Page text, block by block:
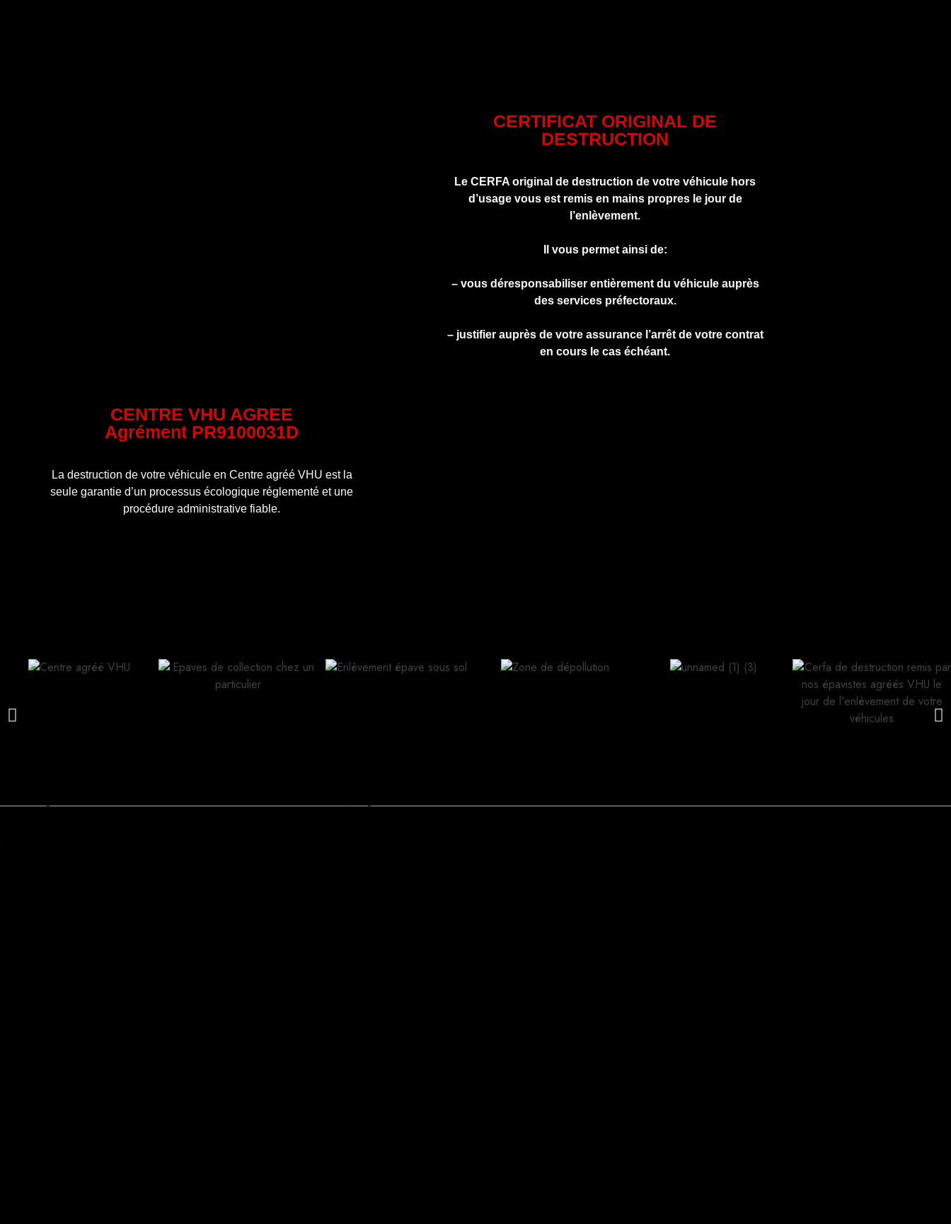
CERTIFICAT ORIGINAL DE
DESTRUCTION
Le CERFA original de destruction de votre véhicule hors
d’usage vous est remis en mains propres le jour de
l’enlèvement.
Il vous permet ainsi de:
– vous déresponsabiliser entièrement du véhicule auprès
des services préfectoraux.
– justifier auprès de votre assurance l’arrêt de votre contrat
en cours le cas échéant.
CENTRE VHU AGREE
Agrément PR9100031D
La destruction de votre véhicule en Centre agréé VHU est la
seule garantie d’un processus écologique réglementé et une
procédure administrative fiable.